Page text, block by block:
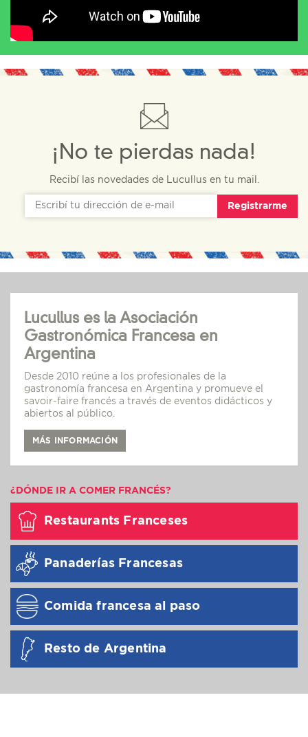
¡No te pierdas nada!
Recibí las novedades de Lucullus en tu mail.
Registrarme
Lucullus es la Asociación
Gastronómica Francesa en
Argentina
Desde 2010 reúne a los profesionales de la
gastronomía francesa en Argentina y promueve el
savoir-faire francés a través de eventos didácticos y
abiertos al público.
MÁS INFORMACIÓN
¿DÓNDE IR A COMER FRANCÉS?
Restaurants Franceses
Panaderías Francesas
Comida francesa al paso
Resto de Argentina